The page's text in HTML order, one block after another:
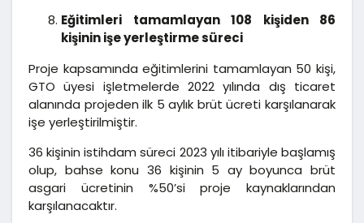
Eğitimleri tamamlayan 108 kişiden 86
kişinin işe yerleştirme süreci
Proje kapsamında eğitimlerini tamamlayan 50 kişi,
GTO üyesi işletmelerde 2022 yılında dış ticaret
alanında projeden ilk 5 aylık brüt ücreti karşılanarak
işe yerleştirilmiştir.
36 kişinin istihdam süreci 2023 yılı itibariyle başlamış
olup, bahse konu 36 kişinin 5 ay boyunca brüt
asgari ücretinin %50’si proje kaynaklarından
karşılanacaktır.